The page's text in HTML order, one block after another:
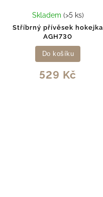
Stříbrný přívěsek hokejka
AGH730
Skladem (>5 ks)
529 Kč
Do košíku